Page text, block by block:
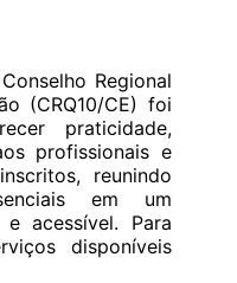
Regional
(CRQ10/CE) foi
praticidade,
profissionais e
reunindo
em um
acessível. Para
disponíveis